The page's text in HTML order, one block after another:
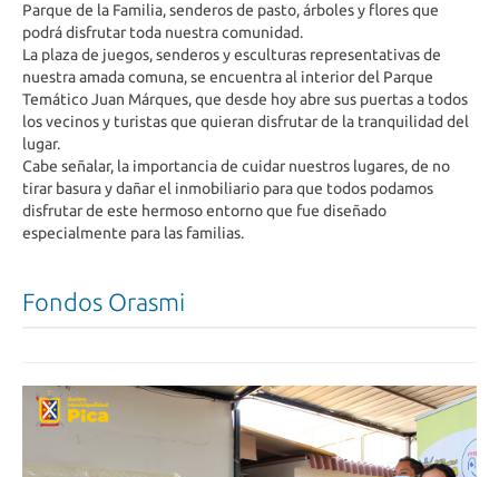
Parque de la Familia, senderos de pasto, árboles y flores que
podrá disfrutar toda nuestra comunidad.
La plaza de juegos, senderos y esculturas representativas de
nuestra amada comuna, se encuentra al interior del Parque
Temático Juan Márques, que desde hoy abre sus puertas a todos
los vecinos y turistas que quieran disfrutar de la tranquilidad del
lugar.
Cabe señalar, la importancia de cuidar nuestros lugares, de no
tirar basura y dañar el inmobiliario para que todos podamos
disfrutar de este hermoso entorno que fue diseñado
especialmente para las familias.
Fondos Orasmi